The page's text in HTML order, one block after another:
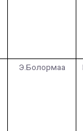
Э.Болормаа